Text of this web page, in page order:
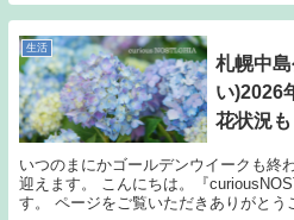
生活
札幌中
い)2026
花状況も
いつのまにかゴールデンウイークも終
迎えます。 こんにちは。『
す。 ページをご覧いただきありがとう